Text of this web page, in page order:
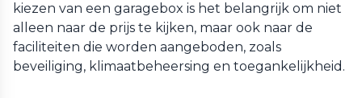
kiezen van een garagebox is het belangrijk om niet
alleen naar de prijs te kijken, maar ook naar de
faciliteiten die worden aangeboden, zoals
beveiliging, klimaatbeheersing en toegankelijkheid.